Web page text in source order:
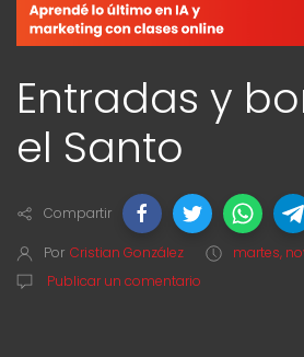
Entradas y
el Santo
Compartir
Por Cristian González
martes,
Publicar un comentario